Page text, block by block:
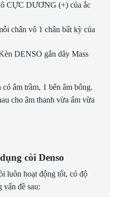
CỰC DƯƠNG (+) của ắc
chân vô 1 chân bất kỳ của
DENSO gắn dây Mass
âm trầm, 1 bên âm bổng.
cho âm thanh vừa ấm vừa
còi Denso
luôn hoạt động tốt, có độ
vấn đề sau: